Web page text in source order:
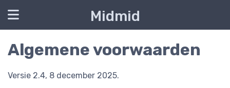
Midmid
Algemene voorwaarden
Versie 2.4, 8 december 2025.